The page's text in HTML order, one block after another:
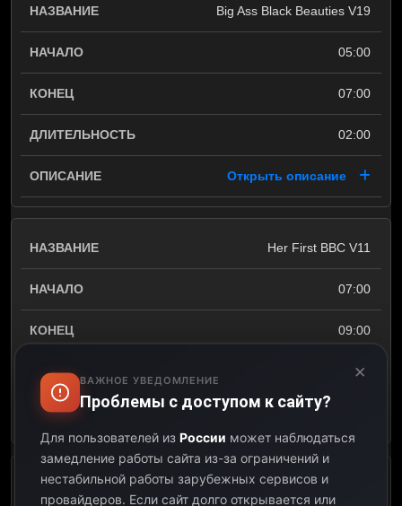
Big Ass Black Beauties V19
05:00
07:00
02:00
Открыть описание
Her First BBC V11
07:00
09:00
02:00
Открыть описание
She Likes It Rough V12
×
ВАЖНОЕ УВЕДОМЛЕНИЕ
Проблемы с доступом к сайту?
Для пользователей из России может наблюдаться
замедление работы сайта из-за ограничений и
нестабильной работы зарубежных сервисов и
провайдеров. Если сайт долго открывается или